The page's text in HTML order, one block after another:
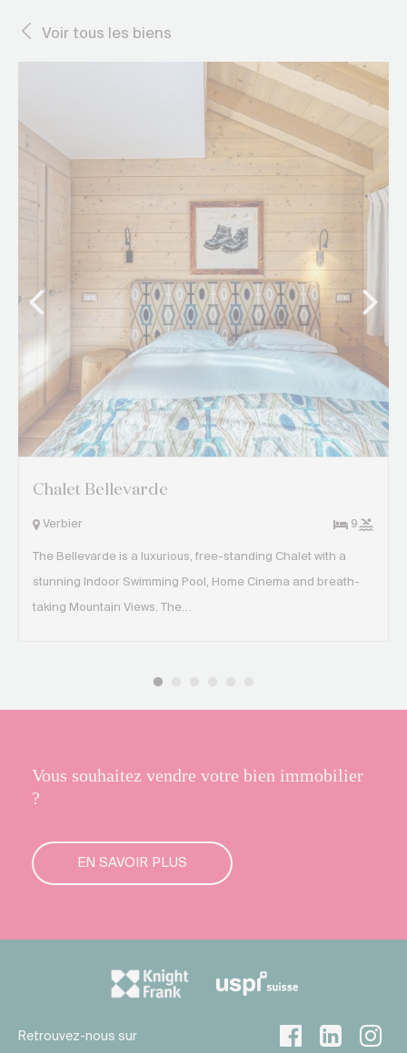
Voir tous les biens
Chalet Bellevarde
Verbier 9
The Bellevarde is a luxurious, free-standing Chalet with a
stunning Indoor Swimming Pool, Home Cinema and breath-
taking Mountain Views. The…
Vous souhaitez vendre votre bien immobilier
?
EN SAVOIR PLUS
Retrouvez-nous sur